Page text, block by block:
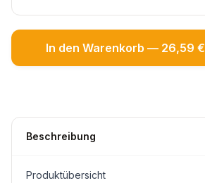
In den Warenkorb — 26,59 €
Beschreibung
Produktübersicht